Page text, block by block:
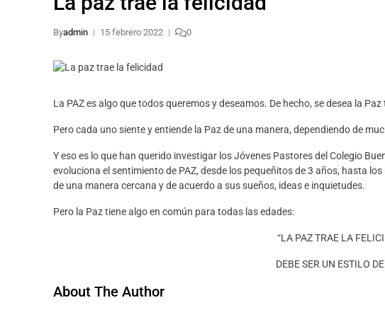
Byadmin 15 febrero 2022 0
La PAZ es algo que todos queremos y deseamos. De hecho, se desea la
Pero cada uno siente y entiende la Paz de una manera, dependiendo de
Y eso es lo que han querido investigar los Jóvenes Pastores del Colegio
evoluciona el sentimiento de PAZ, desde los pequeñitos de 3 años, hasta
de una manera cercana y de acuerdo a sus sueños, ideas e inquietudes.
Pero la Paz tiene algo en común para todas las edades:
“LA PAZ TRAE LA
DEBE SER UN ESTILO
About The Author